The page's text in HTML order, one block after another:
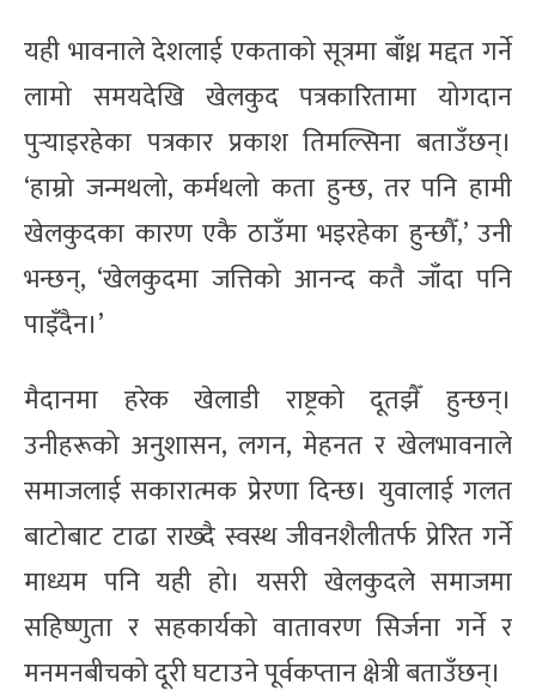
यही भावनाले देशलाई एकताको सूत्रमा बाँध्न मद्दत गर्ने
लामो समयदेखि खेलकुद पत्रकारितामा योगदान
पुर्‍याइरहेका पत्रकार प्रकाश तिमल्सिना बताउँछन्।
‘हाम्रो जन्मथलो, कर्मथलो कता हुन्छ, तर पनि हामी
खेलकुदका कारण एकै ठाउँमा भइरहेका हुन्छौँ,’ उनी
भन्छन्, ‘खेलकुदमा जत्तिको आनन्द कतै जाँदा पनि
पाइँदैन।’
मैदानमा हरेक खेलाडी राष्ट्रको दूतझैँ हुन्छन्।
उनीहरूको अनुशासन, लगन, मेहनत र खेलभावनाले
समाजलाई सकारात्मक प्रेरणा दिन्छ। युवालाई गलत
बाटोबाट टाढा राख्दै स्वस्थ जीवनशैलीतर्फ प्रेरित गर्ने
माध्यम पनि यही हो। यसरी खेलकुदले समाजमा
सहिष्णुता र सहकार्यको वातावरण सिर्जना गर्ने र
मनमनबीचको दूरी घटाउने पूर्वकप्तान क्षेत्री बताउँछन्।